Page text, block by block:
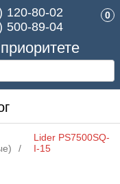
120-80-02
500-89-04
0
Lider PS7500SQ-
I-15